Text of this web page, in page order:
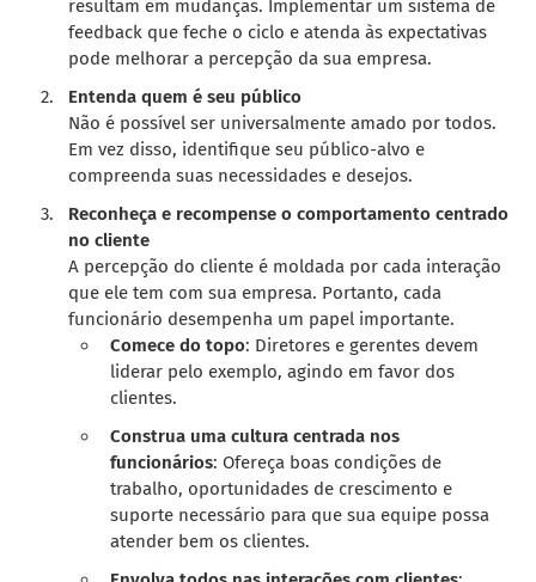
resultam em mudanças. Implementar um sistema de
feedback que feche o ciclo e atenda às expectativas
pode melhorar a percepção da sua empresa.
Entenda quem é seu público
Não é possível ser universalmente amado por todos.
Em vez disso, identifique seu público-alvo e
compreenda suas necessidades e desejos.
Reconheça e recompense o comportamento centrado
no cliente
A percepção do cliente é moldada por cada interação
que ele tem com sua empresa. Portanto, cada
funcionário desempenha um papel importante.
Comece do topo: Diretores e gerentes devem
liderar pelo exemplo, agindo em favor dos
clientes.
Construa uma cultura centrada nos
funcionários: Ofereça boas condições de
trabalho, oportunidades de crescimento e
suporte necessário para que sua equipe possa
atender bem os clientes.